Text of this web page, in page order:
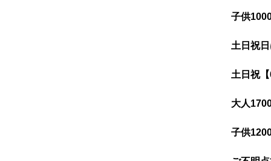
子供
土日祝
土日祝
大人
子供